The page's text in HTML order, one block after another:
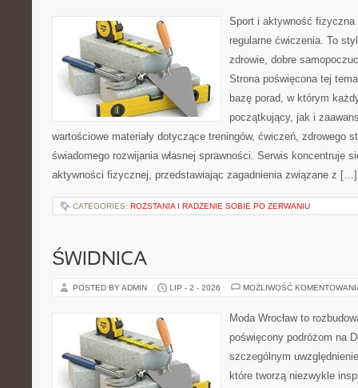
Sport i aktywność
regularne ćwiczenia. To
zdrowie, dobre
Strona poświęcona tej
bazę porad, w którym
początkujący, jak i
wartościowe materiały dotyczące treningów, ćwiczeń, zdrowego
świadomego rozwijania własnej sprawności. Serwis koncentruje
aktywności fizycznej, przedstawiając zagadnienia związane z […]
CATEGORIES: ROZSTANIA I RADZENIE SOBIE PO ZERWANIU
ŚWIDNICA
POSTED BY ADMIN LIP - 2 - 2026 MOŻLIWOŚĆ
Moda Wrocław to
poświęcony podróżom na
szczególnym
które tworzą niezwykle